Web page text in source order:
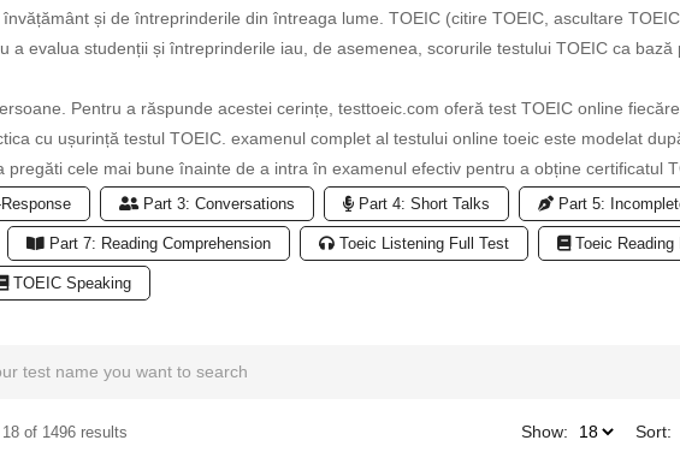
și de întreprinderile din întreaga lume. TOEIC (citire TOEIC, ascultare
a evalua studenții și întreprinderile iau, de asemenea, scorurile testului TOEIC ca bază
Pentru a răspunde acestei cerințe, testtoeic.com oferă test TOEIC online
cu ușurință testul TOEIC. examenul complet al testului online toeic este modelat
cele mai bune înainte de a intra în examenul efectiv pentru a obține certificatul
Part 3: Conversations Part 4: Short Talks Part 5:
Part 7: Reading Comprehension Toeic Listening Full Test Toeic Reading
TOEIC Speaking
of 1496 results Show: Sort: